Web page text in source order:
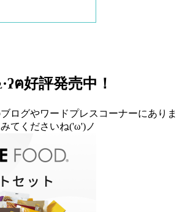
ฅ好評発売中！
ログやワードプレスコーナーにありま
てくださいね('ω')ノ